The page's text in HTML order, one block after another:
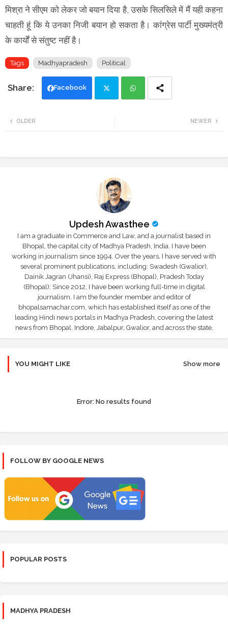
मिश्रा ने सीएम को लेकर जो बयान दिया है, उसके सिलसिले में मैं यही कहना
चाहती हूं कि ये उनका निजी बयान हो सकता है। कांग्रेस पार्टी मुख्यमंत्री
के कार्यों से संतुष्ट नहीं है।
Tags Madhyapradesh Political
Facebook
NEWER
OLDER
Updesh Awasthee
I am a graduate in Commerce and Law, and a journalist based in
Bhopal, the capital city of Madhya Pradesh, India. I have been
working in journalism since 1994. Over the years, I have served with
several prominent publications, including: Swadesh (Gwalior),
Dainik Jagran (Jhansi), Raj Express (Bhopal), Pradesh Today
(Bhopal); Since 2012, I have been working full-time in digital
journalism. I am the founder member and editor of
bhopalsamachar.com, which has established itself as one of the
leading Hindi news portals in Madhya Pradesh, covering the latest
news from Bhopal, Indore, Jabalpur, Gwalior, and across the state.
YOU MIGHT LIKE Show more
Error: No results found
FOLLOW BY GOOGLE NEWS
POPULAR POSTS
MADHYA PRADESH